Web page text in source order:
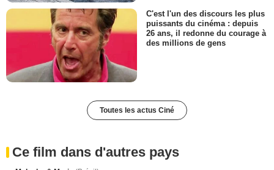
C'est l'un des discours les plus
puissants du cinéma : depuis
26 ans, il redonne du courage à
des millions de gens
Toutes les actus Ciné
Ce film dans d'autres pays